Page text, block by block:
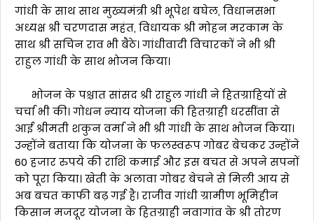
गांधी के साथ साथ मुख्यमंत्री श्री भूपेश बघेल, विधानसभा
अध्यक्ष श्री चरणदास महंत, विधायक श्री मोहन मरकाम के
साथ श्री सचिन राव भी बैठे। गांधीवादी विचारकों ने भी श्री
राहुल गांधी के साथ भोजन किया।
भोजन के पश्चात सांसद श्री राहुल गांधी ने हितग्राहियों से
चर्चा भी की। गोधन न्याय योजना की हितग्राही धरसींवा से
आई श्रीमती शकुन वर्मा ने भी श्री गांधी के साथ भोजन किया।
उन्होंने बताया कि योजना के फलस्वरूप गोबर बेचकर उन्होंने
60 हजार रुपये की राशि कमाई और इस बचत से अपने सपनों
को पूरा किया। खेती के अलावा गोबर बेचने से मिली आय से
अब बचत काफी बढ़ गई है। राजीव गांधी ग्रामीण भूमिहीन
किसान मजदूर योजना के हितग्राही नवागांव के श्री तोरण